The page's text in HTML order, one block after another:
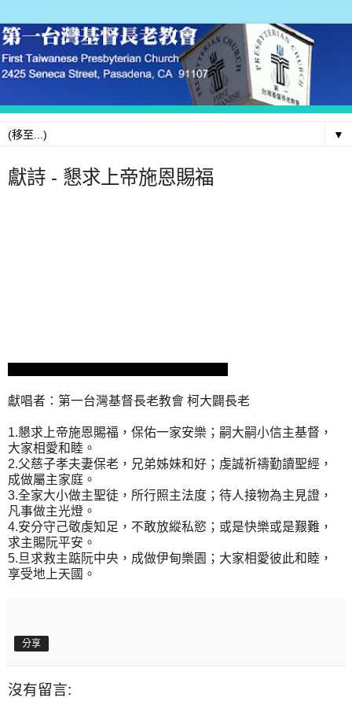
▼
獻詩 - 懇求上帝施恩賜福
獻唱者：第一台灣基督長老教會 柯大闢長老
1.懇求上帝施恩賜福，保佑一家安樂；嗣大嗣小信主基督，
大家相愛和睦。
2.父慈子孝夫妻保老，兄弟姊妹和好；虔誠祈禱勤讀聖經，
成做屬主家庭。
3.全家大小做主聖徒，所行照主法度；待人接物為主見證，
凡事做主光燈。
4.安分守己敬虔知足，不敢放縱私慾；或是快樂或是艱難，
求主賜阮平安。
5.旦求救主踮阮中央，成做伊甸樂園；大家相愛彼此和睦，
享受地上天國。
分享
沒有留言: